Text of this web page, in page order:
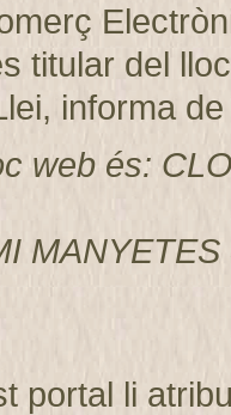
titular del
informa
web és:
portal li